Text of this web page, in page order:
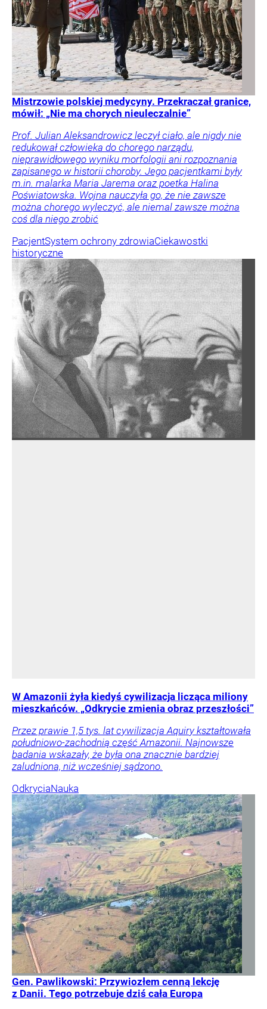
Mistrzowie polskiej medycyny. Przekraczał granice,
mówił: „Nie ma chorych nieuleczalnie”
Prof. Julian Aleksandrowicz leczył ciało, ale nigdy nie
redukował człowieka do chorego narządu,
nieprawidłowego wyniku morfologii ani rozpoznania
zapisanego w historii choroby. Jego pacjentkami były
m.in. malarka Maria Jarema oraz poetka Halina
Poświatowska. Wojna nauczyła go, że nie zawsze
można chorego wyleczyć, ale niemal zawsze można
coś dla niego zrobić
PacjentSystem ochrony zdrowiaCiekawostki
historyczne
W Amazonii żyła kiedyś cywilizacja licząca miliony
mieszkańców. „Odkrycie zmienia obraz przeszłości”
Przez prawie 1,5 tys. lat cywilizacja Aquiry kształtowała
południowo-zachodnią część Amazonii. Najnowsze
badania wskazały, że była ona znacznie bardziej
zaludniona, niż wcześniej sądzono.
OdkryciaNauka
Gen. Pawlikowski: Przywiozłem cenną lekcję
z Danii. Tego potrzebuje dziś cała Europa